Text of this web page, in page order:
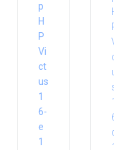
p
H
P
Vi
ct
us
1
6-
e
1